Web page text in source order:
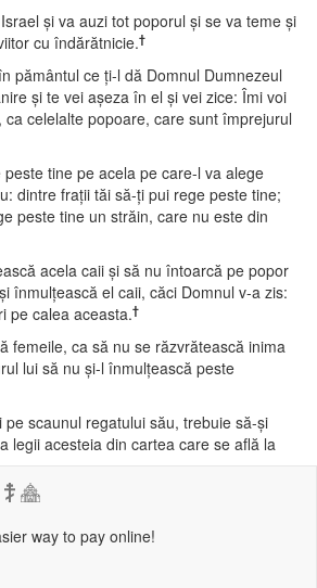
şi va auzi tot poporul şi se va teme şi
cu îndărătnicie.†
pământul ce ţi-l dă Domnul Dumnezeul
şi te vei aşeza în el şi vei zice: Îmi voi
celelalte popoare, care sunt împrejurul
tine pe acela pe care-l va alege
dintre fraţii tăi să-ţi pui rege peste tine;
peste tine un străin, care nu este din
acela caii şi să nu întoarcă pe popor
înmulţească el caii, căci Domnul v-a zis:
pe calea aceasta.†
femeile, ca să nu se răzvrătească inima
lui să nu şi-l înmulţească peste
pe scaunul regatului său, trebuie să-şi
legii acesteia din cartea care se află la
şi el să o citească în toate zilele vieţii
legii acesteia şi toate hotărârile